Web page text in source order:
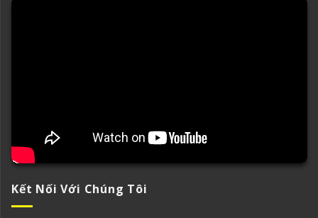
Kết Nối Với Chúng Tôi